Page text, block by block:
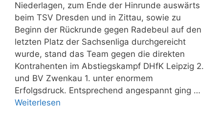
Niederlagen, zum Ende der Hinrunde auswärts
beim TSV Dresden und in Zittau, sowie zu
Beginn der Rückrunde gegen Radebeul auf den
letzten Platz der Sachsenliga durchgereicht
wurde, stand das Team gegen die direkten
Kontrahenten im Abstiegskampf DHfK Leipzig 2.
und BV Zwenkau 1. unter enormem
Erfolgsdruck. Entsprechend angespannt ging …
Weiterlesen